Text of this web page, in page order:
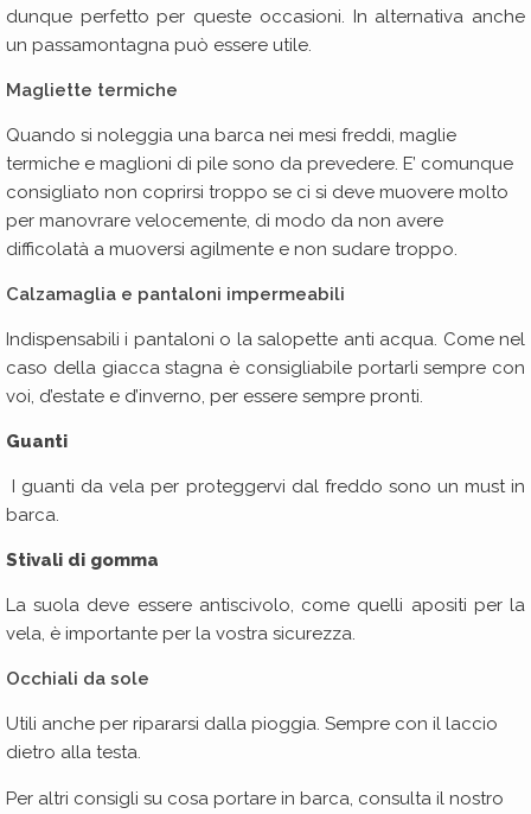
dunque perfetto per queste occasioni. In alternativa anche
un passamontagna può essere utile.
Magliette termiche
Quando si noleggia una barca nei mesi freddi, maglie
termiche e maglioni di pile sono da prevedere. E’ comunque
consigliato non coprirsi troppo se ci si deve muovere molto
per manovrare velocemente, di modo da non avere
difficolatà a muoversi agilmente e non sudare troppo.
Calzamaglia e pantaloni impermeabili
Indispensabili i pantaloni o la salopette anti acqua. Come nel
caso della giacca stagna è consigliabile portarli sempre con
voi, d’estate e d’inverno, per essere sempre pronti.
Guanti
I guanti da vela per proteggervi dal freddo sono un must in
barca.
Stivali di gomma
La suola deve essere antiscivolo, come quelli apositi per la
vela, è importante per la vostra sicurezza.
Occhiali da sole
Utili anche per ripararsi dalla pioggia. Sempre con il laccio
dietro alla testa.
Per altri consigli su cosa portare in barca, consulta il nostro